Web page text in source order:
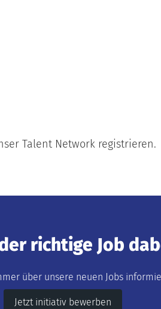
Talent Network registrieren.
richtige Job
über unsere neuen Jobs
Jetzt initiativ bewerben